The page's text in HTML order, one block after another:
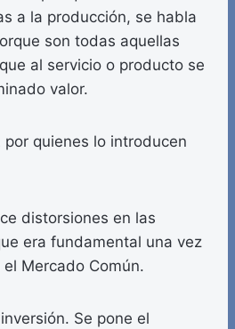
a la producción, se habla
son todas aquellas
al servicio o producto se
valor.
quienes lo introducen
distorsiones en las
era fundamental una vez
Mercado Común.
Se pone el